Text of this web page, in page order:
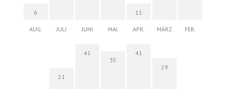
6
AUG. JULI JUNI MAI
11
APR. MÄRZ FEB.
21
41
35
41
29